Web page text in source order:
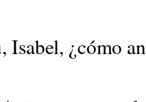
¿cómo